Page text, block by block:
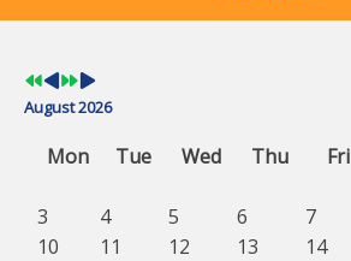
August 2026
Mon Tue Wed Thu Fri
3
4 5 6 7
10
11 12 13 14